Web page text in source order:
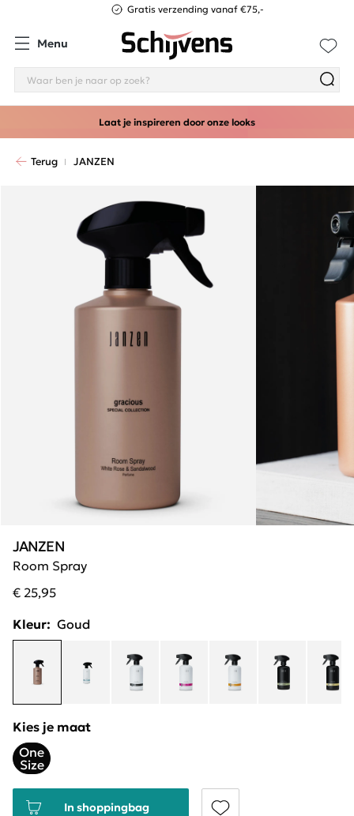
Gratis verzending vanaf €75,-
Menu
Laat je inspireren door onze looks
Terug JANZEN
Room Spray
JANZEN
€ 25,95
Kleur: Goud
Kies je maat
One
Size
In shoppingbag